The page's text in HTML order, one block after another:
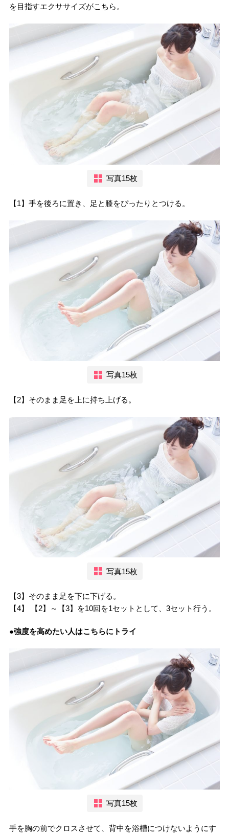
を目指すエクササイズがこちら。
写真15枚
【1】手を後ろに置き、足と膝をぴったりとつける。
写真15枚
【2】そのまま足を上に持ち上げる。
写真15枚
【3】そのまま足を下に下げる。
【4】 【2】～【3】を10回を1セットとして、3セット行う。
●強度を高めたい人はこちらにトライ
写真15枚
手を胸の前でクロスさせて、背中を浴槽につけないようにす